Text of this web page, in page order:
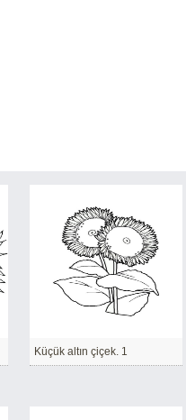
Küçük altın çiçek. 1